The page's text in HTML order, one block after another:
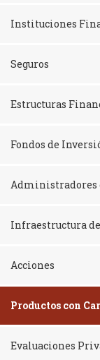
Instituciones
Seguros
Estructuras
Fondos de
Administradores
Infraestructura
Acciones
Productos con
Evaluaciones